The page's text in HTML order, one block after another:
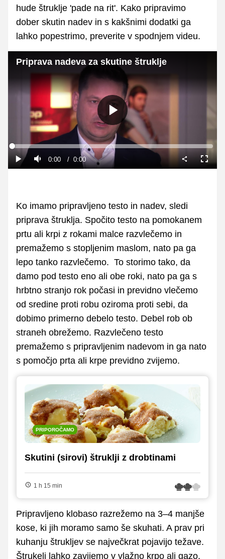
hude štruklje 'pade na rit'. Kako pripravimo
dober skutin nadev in s kakšnimi dodatki ga
lahko popestrimo, preverite v spodnjem videu.
Priprava nadeva za skutine štruklje
Predvajaj
PredvajajTihoCurrent
0:00 / Duration
0:00
Loaded:
0%
način
Ko imamo pripravljeno testo in nadev, sledi
priprava štruklja. Spočito testo na pomokanem
prtu ali krpi z rokami malce razvlečemo in
premažemo s stopljenim maslom, nato pa ga
lepo tanko razvlečemo. To storimo tako, da
damo pod testo eno ali obe roki, nato pa ga s
hrbtno stranjo rok počasi in previdno vlečemo
od sredine proti robu oziroma proti sebi, da
dobimo primerno debelo testo. Debel rob ob
straneh obrežemo. Razvlečeno testo
premažemo s pripravljenim nadevom in ga nato
s pomočjo prta ali krpe previdno zvijemo.
PRIPOROČAMO
Skutini (sirovi) štruklji z drobtinami
1 h 15 min
Pripravljeno klobaso razrežemo na 3–4 manjše
kose, ki jih moramo samo še skuhati. A prav pri
kuhanju štrukljev se največkrat pojavijo težave.
Štrukelj lahko zavijemo v vlažno krpo ali gazo,